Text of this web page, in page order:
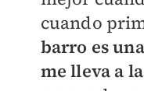
cuando
barro es
me lleva a